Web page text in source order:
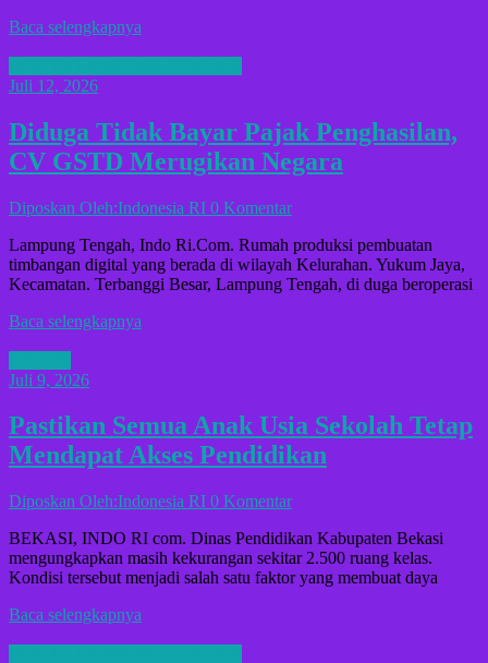
Baca selengkapnya
Juli 12, 2026
Diduga Tidak Bayar Pajak Penghasilan,
CV GSTD Merugikan Negara
Diposkan Oleh:Indonesia RI 0 Komentar
Lampung Tengah, Indo Ri.Com. Rumah produksi pembuatan
timbangan digital yang berada di wilayah Kelurahan. Yukum Jaya,
Kecamatan. Terbanggi Besar, Lampung Tengah, di duga beroperasi
Baca selengkapnya
Juli 9, 2026
Pastikan Semua Anak Usia Sekolah Tetap
Mendapat Akses Pendidikan
Diposkan Oleh:Indonesia RI 0 Komentar
BEKASI, INDO RI com. Dinas Pendidikan Kabupaten Bekasi
mengungkapkan masih kekurangan sekitar 2.500 ruang kelas.
Kondisi tersebut menjadi salah satu faktor yang membuat daya
Baca selengkapnya